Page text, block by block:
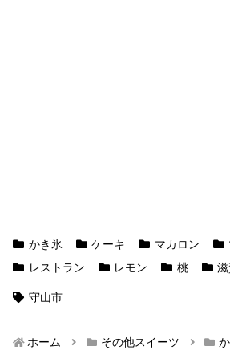
かき氷 ケーキ マカロン
レストラン
レモン 桃
守山市
ホーム その他スイーツ